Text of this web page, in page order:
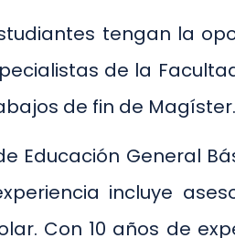
tengan la
de la
de fin de Magíster.
Educación General
incluye
Con 10 años de